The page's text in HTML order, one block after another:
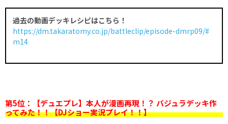
過去の動画デッキレシピはこちら！
https://dm.takaratomy.co.jp/battleclip/episode-dmrp09/#
m14
第5位：【デュエプレ】本人が漫画再現！？ バジュラデッキ作
ってみた！！【DJショー実況プレイ！！】